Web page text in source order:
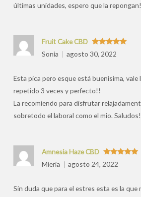
últimas unidades, espero que la
Valorado
con5de 5
Fruit Cake CBD
Sonia
agosto 30, 2022
Esta pica pero esque está buenisima, vale
repetido 3 veces y perfecto!!
La recomiendo para disfrutar
sobretodo el laboral como el mio. Saludos!
Valorado
con5
Amnesia Haze CBD
Mieria
agosto 24, 2022
Sin duda que para el estres esta es la que